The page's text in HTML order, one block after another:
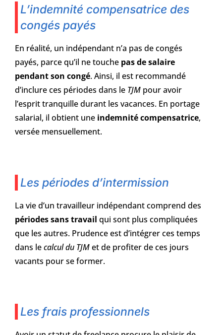
L’indemnité compensatrice des
congés payés
En réalité, un indépendant n’a pas de congés
payés, parce qu’il ne touche pas de salaire
pendant son congé. Ainsi, il est recommandé
d’inclure ces périodes dans le TJM pour avoir
l’esprit tranquille durant les vacances. En portage
salarial, il obtient une indemnité compensatrice,
versée mensuellement.
Les périodes d’intermission
La vie d’un travailleur indépendant comprend des
périodes sans travail qui sont plus compliquées
que les autres. Prudence est d’intégrer ces temps
dans lecalcul du TJMet de profiter de ces jours
vacants pour se former.
Les frais professionnels